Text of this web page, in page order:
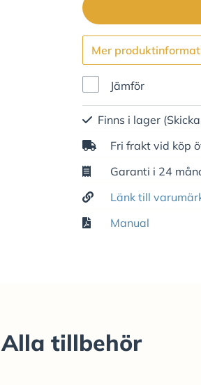
Mer
Jämför
Finns i lager
Fri frakt vid köp
Garanti i 24
Länk till
Manual
Alla tillbehör